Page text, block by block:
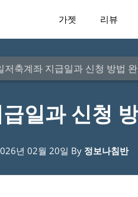
가젯 리뷰
저축계좌 지급일과 신청 방법
일과 신청
년 02월 20일 By 정보나침반